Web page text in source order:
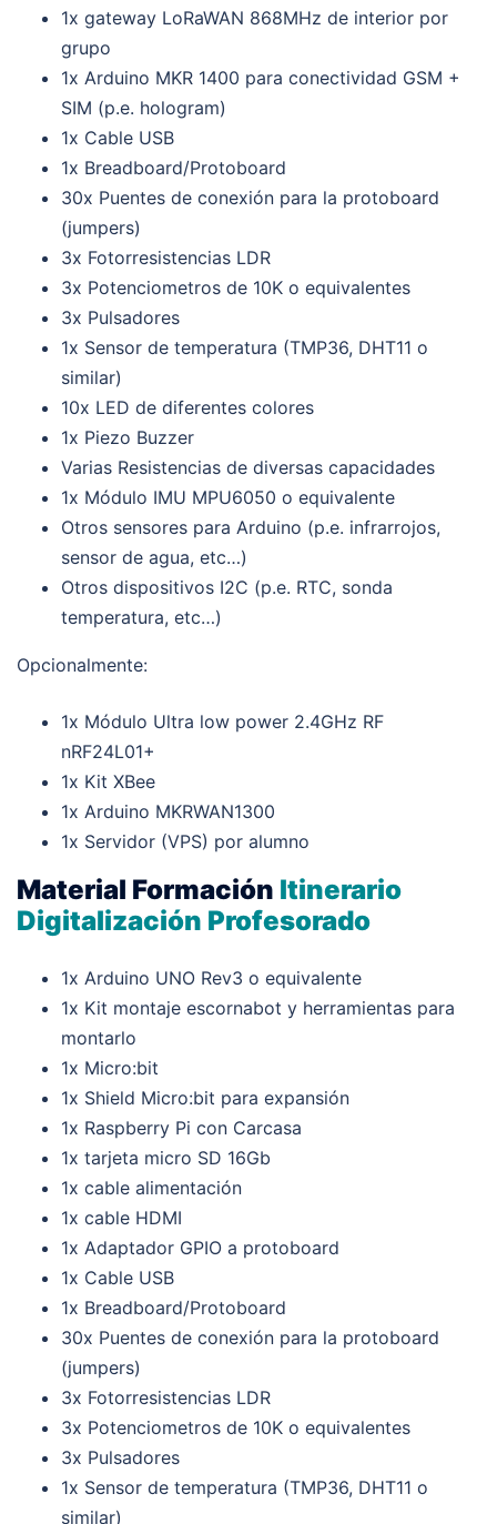
1x gateway LoRaWAN 868MHz de interior por
grupo
1x Arduino MKR 1400 para conectividad GSM +
SIM (p.e. hologram)
1x Cable USB
1x Breadboard/Protoboard
30x Puentes de conexión para la protoboard
(jumpers)
3x Fotorresistencias LDR
3x Potenciometros de 10K o equivalentes
3x Pulsadores
1x Sensor de temperatura (TMP36, DHT11 o
similar)
10x LED de diferentes colores
1x Piezo Buzzer
Varias Resistencias de diversas capacidades
1x Módulo IMU MPU6050 o equivalente
Otros sensores para Arduino (p.e. infrarrojos,
sensor de agua, etc…)
Otros dispositivos I2C (p.e. RTC, sonda
temperatura, etc…)
Opcionalmente:
1x Módulo Ultra low power 2.4GHz RF
nRF24L01+
1x Kit XBee
1x Arduino MKRWAN1300
1x Servidor (VPS) por alumno
Material Formación Itinerario
Digitalización Profesorado
1x Arduino UNO Rev3 o equivalente
1x Kit montaje escornabot y herramientas para
montarlo
1x Micro:bit
1x Shield Micro:bit para expansión
1x Raspberry Pi con Carcasa
1x tarjeta micro SD 16Gb
1x cable alimentación
1x cable HDMI
1x Adaptador GPIO a protoboard
1x Cable USB
1x Breadboard/Protoboard
30x Puentes de conexión para la protoboard
(jumpers)
3x Fotorresistencias LDR
3x Potenciometros de 10K o equivalentes
3x Pulsadores
1x Sensor de temperatura (TMP36, DHT11 o
similar)